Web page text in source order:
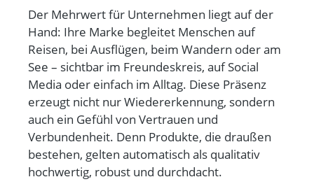
Der Mehrwert für Unternehmen liegt auf der
Hand: Ihre Marke begleitet Menschen auf
Reisen, bei Ausflügen, beim Wandern oder am
See – sichtbar im Freundeskreis, auf Social
Media oder einfach im Alltag. Diese Präsenz
erzeugt nicht nur Wiedererkennung, sondern
auch ein Gefühl von Vertrauen und
Verbundenheit. Denn Produkte, die draußen
bestehen, gelten automatisch als qualitativ
hochwertig, robust und durchdacht.